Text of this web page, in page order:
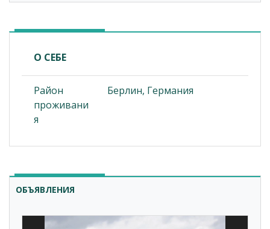
О СЕБЕ
Район
проживани
я
Берлин, Германия
ОБЪЯВЛЕНИЯ